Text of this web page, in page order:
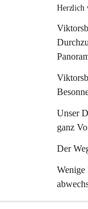
Herzlich
Unser
ganz
Der
Wenige